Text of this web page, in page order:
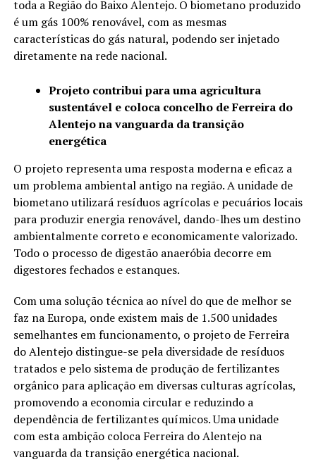
toda a Região do Baixo Alentejo. O biometano produzido
é um gás 100% renovável, com as mesmas
características do gás natural, podendo ser injetado
diretamente na rede nacional.
Projeto contribui para uma agricultura
sustentável e coloca concelho de Ferreira do
Alentejo na vanguarda da transição
energética
O projeto representa uma resposta moderna e eficaz a
um problema ambiental antigo na região. A unidade de
biometano utilizará resíduos agrícolas e pecuários locais
para produzir energia renovável, dando-lhes um destino
ambientalmente correto e economicamente valorizado.
Todo o processo de digestão anaeróbia decorre em
digestores fechados e estanques.
Com uma solução técnica ao nível do que de melhor se
faz na Europa, onde existem mais de 1.500 unidades
semelhantes em funcionamento, o projeto de Ferreira
do Alentejo distingue-se pela diversidade de resíduos
tratados e pelo sistema de produção de fertilizantes
orgânico para aplicação em diversas culturas agrícolas,
promovendo a economia circular e reduzindo a
dependência de fertilizantes químicos. Uma unidade
com esta ambição coloca Ferreira do Alentejo na
vanguarda da transição energética nacional.